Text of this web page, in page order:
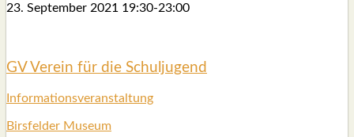
23. Sep­tem­ber 2021 19:30-23:00
GV Ver­ein für die Schul­ju­gend
Infor­ma­ti­ons­ver­an­stal­tung
Birs­fel­der Muse­um